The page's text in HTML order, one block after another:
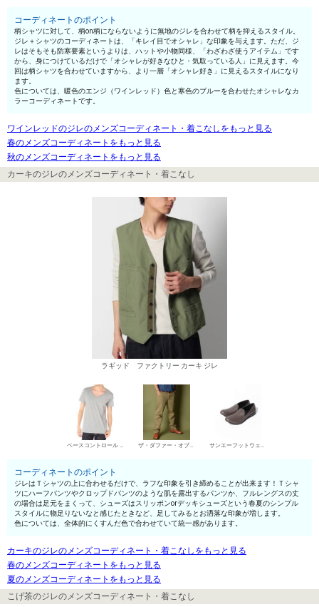
コーディネートのポイント
柄シャツに対して、柄on柄にならないように無地のジレを合わせて柄を抑えるスタイル。
ジレ＋シャツのコーディネートは、「キレイ目でオシャレ」な印象を与えます。ただ、ジ
レはそもそも防寒要素というよりは、ハットや小物同様、「わざわざ使うアイテム」です
から、身につけているだけで「オシャレが好きなひと・気取っている人」に見えます。今
回は柄シャツを合わせていますから、より一層「オシャレ好き」に見えるスタイルになり
ます。
色については、暖色のエンジ（ワインレッド）色と寒色のブルーを合わせたオシャレなカ
ラーコーディネートです。
ワインレッドのジレのメンズコーディネート・着こなしをもっと見る
春のメンズコーディネートをもっと見る
秋のメンズコーディネートをもっと見る
カーキのジレのメンズコーディネート・着こなし
ラギッド ファクトリー カーキ ジレ
ベースコントロール UネックTシャツ ザ・ダファー・オブ・セントジョージ チノパン・綿パン サンエーフットウェア スリッポン
コーディネートのポイント
ジレはＴシャツの上に合わせるだけで、ラフな印象を引き締めることが出来ます！Ｔシャ
ツにハーフパンツやクロップドパンツのような肌を露出するパンツか、フルレングスの丈
の場合は足元をまくって、シューズはスリッポンorデッキシューズという春夏のシンプル
スタイルに物足りないなと感じたときなど、足してみるとお洒落な印象が増します。
色については、全体的にくすんだ色で合わせていて統一感があります。
カーキのジレのメンズコーディネート・着こなしをもっと見る
春のメンズコーディネートをもっと見る
夏のメンズコーディネートをもっと見る
こげ茶のジレのメンズコーディネート・着こなし